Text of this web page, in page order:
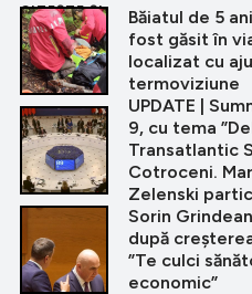
CITEȘTE ȘI
Băiatul de 5
fost găsit în
localizat cu
termoviziune
UPDATE |
9, cu tema
Transatlantic
Cotroceni.
Zelenski
Sorin
după
”Te culci
economic”